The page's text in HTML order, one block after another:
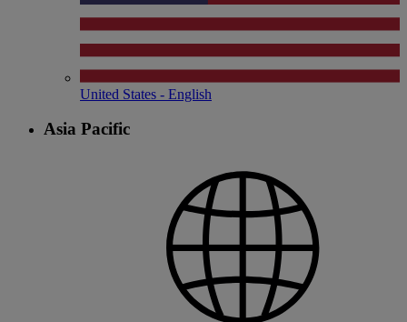
United States - English
Asia Pacific